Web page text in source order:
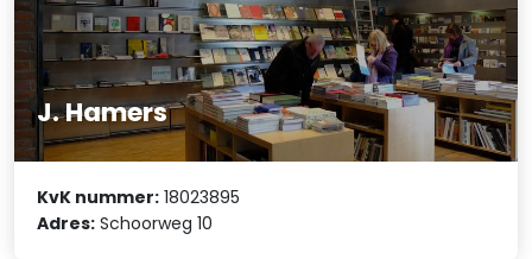
J. Hamers
KvK nummer: 18023895
Adres: Schoorweg 10